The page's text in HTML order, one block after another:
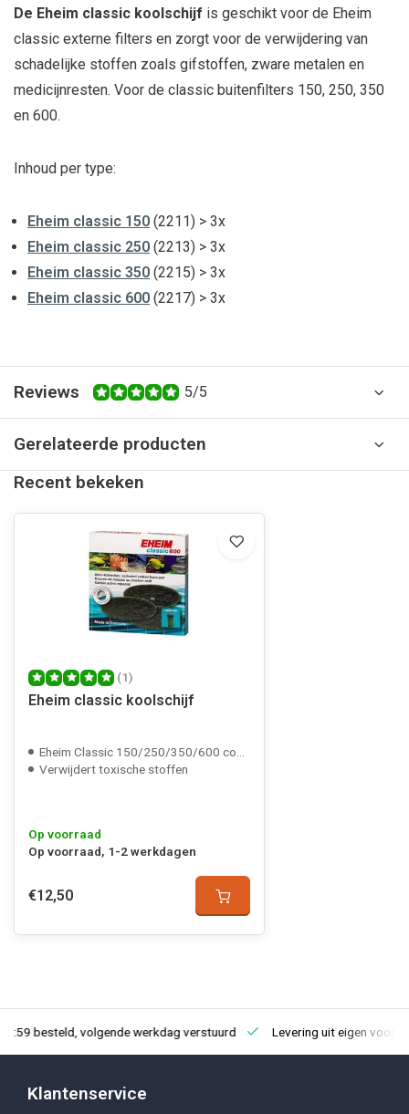
De Eheim classic koolschijf is geschikt voor de Eheim
classic externe filters en zorgt voor de verwijdering van
schadelijke stoffen zoals gifstoffen, zware metalen en
medicijnresten. Voor de classic buitenfilters 150, 250, 350
en 600.
Inhoud per type:
Eheim classic 150 (2211) > 3x
Eheim classic 250 (2213) > 3x
Eheim classic 350 (2215) > 3x
Eheim classic 600 (2217) > 3x
Reviews 5/5
Gerelateerde producten
Recent bekeken
(1)
Eheim classic koolschijf
Eheim Classic 150/250/350/600 compatible
Verwijdert toxische stoffen
Op voorraad
Op voorraad, 1-2 werkdagen
€12,50
besteld, volgende werkdag verstuurd Levering uit eigen
Klantenservice